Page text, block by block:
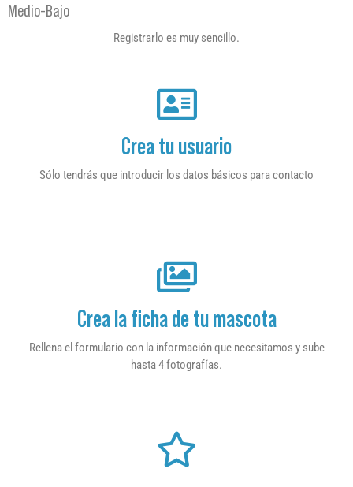
Medio-Bajo
Registrarlo es muy sencillo.
Crea tu usuario
Sólo tendrás que introducir los datos básicos para contacto
Crea la ficha de tu mascota
Rellena el formulario con la información que necesitamos y sube
hasta 4 fotografías.